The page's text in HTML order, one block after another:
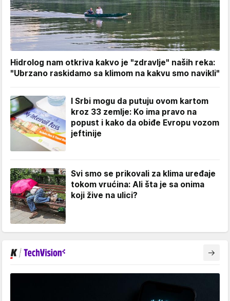
Hidrolog nam otkriva kakvo je "zdravlje" naših reka:
"Ubrzano raskidamo sa klimom na kakvu smo navikli"
I Srbi mogu da putuju ovom kartom
kroz 33 zemlje: Ko ima pravo na
popust i kako da obiđe Evropu vozom
jeftinije
Svi smo se prikovali za klima uređaje
tokom vrućina: Ali šta je sa onima
koji žive na ulici?